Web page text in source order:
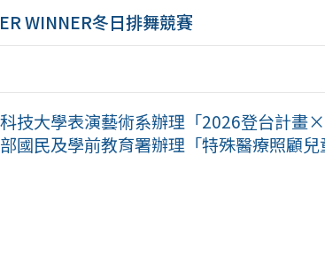
WINNER冬日排舞競賽
技大學表演藝術系辦理「2026登台計畫
國民及學前教育署辦理「特殊醫療照顧兒